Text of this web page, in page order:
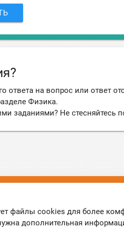
ответа на вопрос или ответ
Физика.
заданиями? Не стесняйтесь
Правила
файлы cookies для более
дополнительная